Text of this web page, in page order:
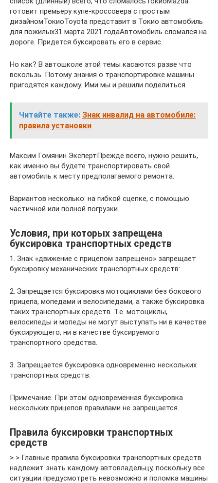
готовит премьеру купе-кроссовера с простым
дизайномТокиоToyota представит в Токио автомобиль
для пожилых31 марта 2021 годаАвтомобиль сломался на
дороге. Придется буксировать его в сервис.
Но как? В автошколе этой темы касаются разве что
вскользь. Потому знания о транспортировке машины
пригодятся каждому. Ими мы и решили поделиться.
Читайте также: Знак инвалид на автомобиле:
правила установки
Максим Гомянин ЭкспертПрежде всего, нужно решить,
как именно вы будете транспортировать свой
автомобиль к месту предполагаемого ремонта.
Вариантов несколько: на гибкой сцепке, с помощью
частичной или полной погрузки.
Условия, при которых запрещена
буксировка транспортных средств
1. Знак «движение с прицепом запрещено» запрещает
буксировку механических транспортных средств:
2. Запрещается буксировка мотоциклами без бокового
прицепа, мопедами и велосипедами, а также буксировка
таких транспортных средств. Т.е. мотоциклы,
велосипеды и мопеды не могут выступать ни в качестве
буксирующего, ни в качестве буксируемого
транспортного средства.
3. Запрещается буксировка одновременно нескольких
транспортных средств.
Примечание. При этом одновременная буксировка
нескольких прицепов правилами не запрещается.
Правила буксировки транспортных
средств
> > Главные правила буксировки транспортных средств
надлежит знать каждому автовладельцу, поскольку все
ситуации предусмотреть невозможно и поломка машины